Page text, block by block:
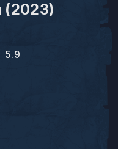
(2023)
5.9